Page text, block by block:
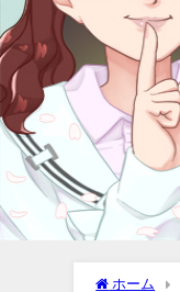
ホーム